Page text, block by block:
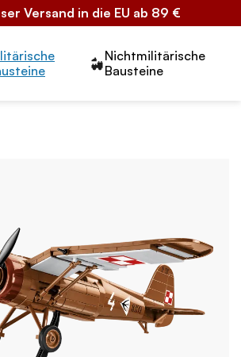
Versand in die EU ab 89 €
segmentów2
Nichtmilitärische
Bausteine